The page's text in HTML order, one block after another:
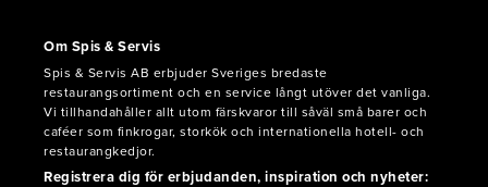
Om Spis & Servis
Spis & Servis AB erbjuder Sveriges bredaste
restaurangsortiment och en service långt utöver det vanliga.
Vi tillhandahåller allt utom färskvaror till såväl små barer och
caféer som finkrogar, storkök och internationella hotell- och
restaurangkedjor.
Registrera dig för erbjudanden, inspiration och nyheter: